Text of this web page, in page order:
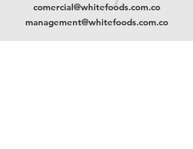
comercial@whitefoods.com.co
management@whitefoods.com.co